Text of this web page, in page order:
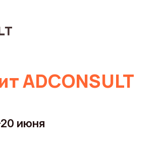
ADCONSULT
июня